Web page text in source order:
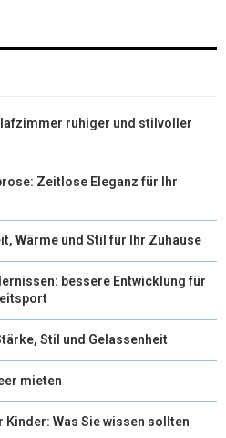
ruhiger und stilvoller
Zeitlose Eleganz für Ihr
Wärme und Stil für Ihr Zuhause
bessere Entwicklung für
Stil und Gelassenheit
mieten
Kinder: Was Sie wissen sollten